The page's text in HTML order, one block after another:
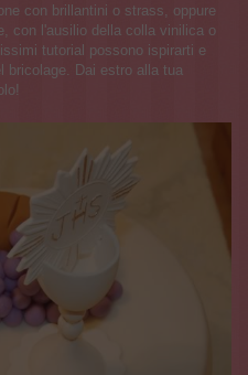
con brillantini o strass, oppure
con l'ausilio della colla vinilica o
tutorial possono ispirarti e
bricolage. Dai estro alla tua